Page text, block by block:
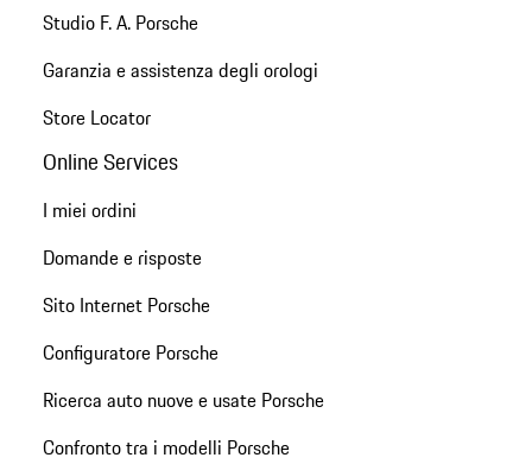
Studio F. A. Porsche
Garanzia e assistenza degli orologi
Store Locator
Online Services
I miei ordini
Domande e risposte
Sito Internet Porsche
Configuratore Porsche
Ricerca auto nuove e usate Porsche
Confronto tra i modelli Porsche